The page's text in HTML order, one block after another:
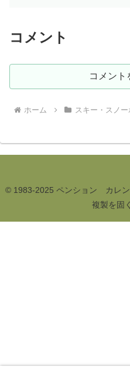
コメント
コメント
ホーム スキー・スノー
© 1983-2025 ペンション カレ
複製を固